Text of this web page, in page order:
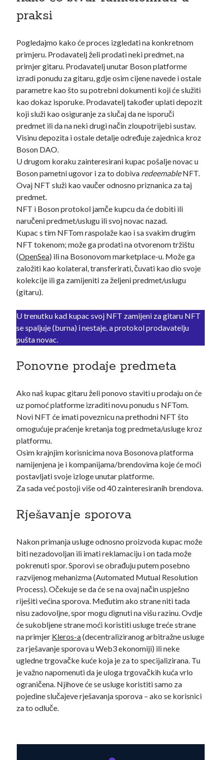
hardverski novčanici
kriptovalute ledger
ledger nano s lutrija metamask
mjenjačnice najava NFT
novčanici oglašavanje
pametni ugovori plaćanja
politika porez Portugal pošta
poštanska marka privatnost Promo
rudarenje satoshi nakamoto savjeti
telekom
praksi
Pogledajmo kako će proces izgledati na konkretnom
primjeru. Prodavatelj želi prodati neki predmet, na
primjer gitaru. Prodavatelj unutar Boson platforme
izradi ponudu za gitaru, gdje osim cijene navede i ostale
parametre kao što su potrebni dokumenti koji će služiti
kao dokaz isporuke. Prodavatelj također uplati depozit
koji služi kao osiguranje za slučaj da ne isporuči
predmet ili da na neki drugi način zloupotrijebi sustav.
Visinu depozita i ostale detalje određuje zajednica kroz
Boson DAO.
U drugom koraku zainteresirani kupac pošalje novac u
Boson pametni ugovor i za to dobiva redeemableNFT.
Ovaj NFT služi kao vaučer odnosno priznanica za taj
predmet.
NFT i Boson protokol jamče kupcu da će dobiti ili
naručeni predmet/uslugu ili svoj novac nazad.
Kupac s tim NFTom raspolaže kao i sa svakim drugim
NFT tokenom; može ga prodati na otvorenom tržištu
(OpenSea) ili na Bosonovom marketplace-u. Može ga
založiti kao kolateral, transferirati, čuvati kao dio svoje
kolekcije ili ga zamijeniti za željeni predmet/uslugu
(gitaru).
U trenutku kad kupac svoj NFT zamijeni za gitaru NFT
se spaljuje (burna) i nestaje, a protokol prodavatelju
pušta novac.
Ponovne prodaje predmeta
Ako naš kupac gitaru želi ponovo staviti u prodaju on će
uz pomoć platforme izraditi novu ponudu s NFTom.
Novi NFT će imati poveznicu na prethodni NFT što
omogućuje praćenje kretanja tog predmeta/usluge kroz
platformu.
Osim krajnjim korisnicima nova Bosonova platforma
namijenjena je i kompanijama/brendovima koje će moći
postavljati svoje izloge unutar platforme.
Za sada već postoji više od 40 zainteresiranih brendova.
Rješavanje sporova
Nakon primanja usluge odnosno proizvoda kupac može
biti nezadovoljan ili imati reklamaciju i on tada može
pokrenuti spor. Sporovi se obrađuju putem posebno
razvijenog mehanizma (Automated Mutual Resolution
Process). Očekuje se da će se na ovaj način uspješno
riješiti većina sporova. Međutim ako strane niti tada
nisu zadovoljne, spor mogu dignuti na višu razinu. Ovdje
će sukobljene strane moći koristiti usluge treće strane
na primjer Kleros-a(decentraliziranog arbitražne usluge
za rješavanje sporova u Web3 ekonomiji) ili neke
ugledne trgovačke kuće koja je za to specijalizirana. Tu
je važno napomenuti da je uloga trgovačkih kuća vrlo
ograničena. Njihove će se usluge koristiti samo za
pojedine slučajeve rješavanja sporova – ako se korisnici
za to odluče.